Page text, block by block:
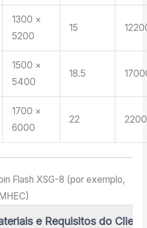
1300 ×
5200
15
1500 ×
5400
18.5
1700 ×
6000
22
Flash XSG-8 (por exemplo,
e Requisitos do